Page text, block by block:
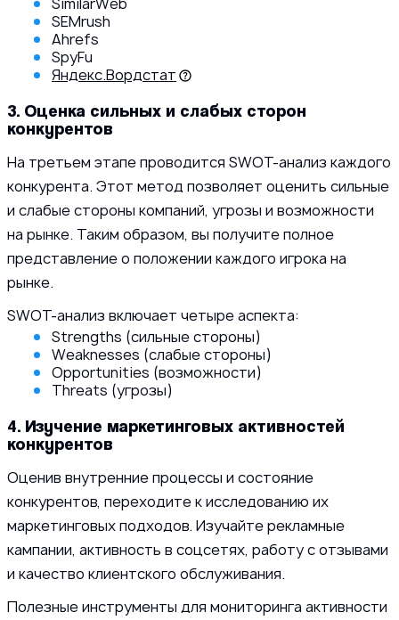
SEMrush
Ahrefs
SpyFu
Яндекс.Вордстат
3. Оценка сильных и слабых сторон
конкурентов
На третьем этапе проводится SWOT-анализ каждого
конкурента. Этот метод позволяет оценить сильные
и слабые стороны компаний, угрозы и возможности
на рынке. Таким образом, вы получите полное
представление о положении каждого игрока на
рынке.
SWOT-анализ включает четыре аспекта:
Strengths (сильные стороны)
Weaknesses (слабые стороны)
Opportunities (возможности)
Threats (угрозы)
4. Изучение маркетинговых активностей
конкурентов
Оценив внутренние процессы и состояние
конкурентов, переходите к исследованию их
маркетинговых подходов. Изучайте рекламные
кампании, активность в соцсетях, работу с отзывами
и качество клиентского обслуживания.
Полезные инструменты для мониторинга активности